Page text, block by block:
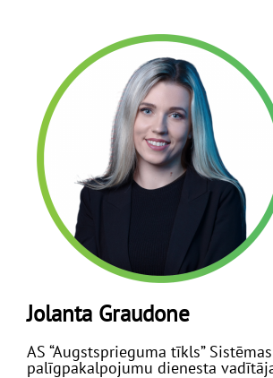
Jolanta Graudone
AS “Augstsprieguma tīkls” Sistēmas
palīgpakalpojumu dienesta